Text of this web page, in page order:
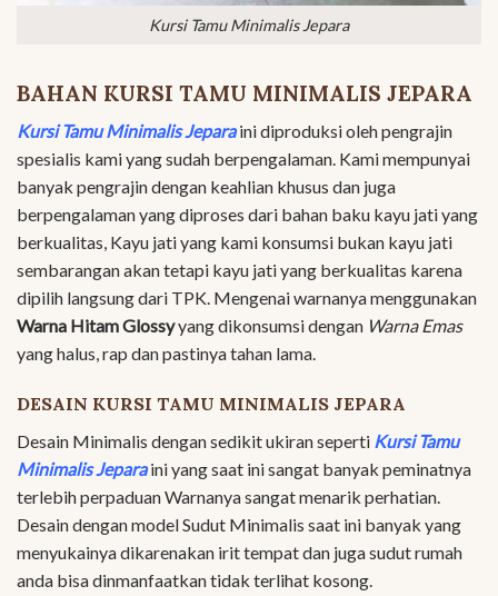
Kursi Tamu Minimalis Jepara
BAHAN KURSI TAMU MINIMALIS JEPARA
Kursi Tamu Minimalis Jeparaini diproduksi oleh pengrajin
spesialis kami yang sudah berpengalaman. Kami mempunyai
banyak pengrajin dengan keahlian khusus dan juga
berpengalaman yang diproses dari bahan baku kayu jati yang
berkualitas, Kayu jati yang kami konsumsi bukan kayu jati
sembarangan akan tetapi kayu jati yang berkualitas karena
dipilih langsung dari TPK. Mengenai warnanya menggunakan
Warna Hitam Glossyyang dikonsumsi dengan Warna Emas
yang halus, rap dan pastinya tahan lama.
DESAIN KURSI TAMU MINIMALIS JEPARA
Desain Minimalis dengan sedikit ukiran seperti Kursi Tamu
Minimalis Jeparaini yang saat ini sangat banyak peminatnya
terlebih perpaduan Warnanya sangat menarik perhatian.
Desain dengan model Sudut Minimalis saat ini banyak yang
menyukainya dikarenakan irit tempat dan juga sudut rumah
anda bisa dinmanfaatkan tidak terlihat kosong.